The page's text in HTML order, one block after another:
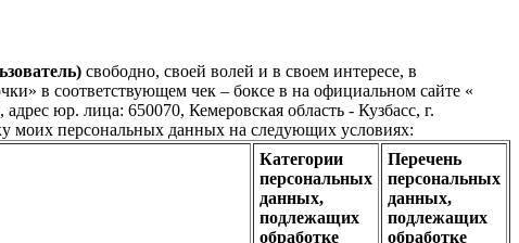
свободно, своей волей и в своем интересе, в
в соответствующем чек – боксе в на официальном сайте «
юр. лица: 650070, Кемеровская область - Кузбасс, г.
моих персональных данных на следующих условиях:
Категории
персональных
данных,
подлежащих
обработке
Перечень
персональных
данных,
подлежащих
обработке